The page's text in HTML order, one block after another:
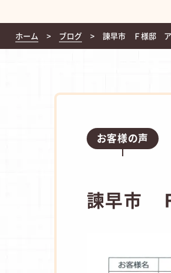
ホーム ブログ 諫早市 Ｆ様邸 ア
お客様の声
諫早市